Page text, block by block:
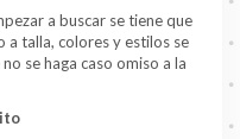
a buscar se tiene que
a talla, colores y estilos se
se haga caso omiso a la